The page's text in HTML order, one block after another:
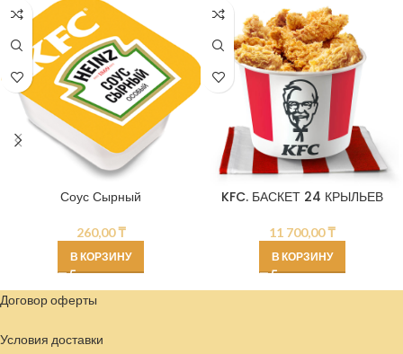
Соус Сырный
260,00₸
В КОРЗИНУ
KFC. БАСКЕТ 24 КРЫЛЬЕВ
11 700,00₸
В КОРЗИНУ
Договор оферты
Условия доставки